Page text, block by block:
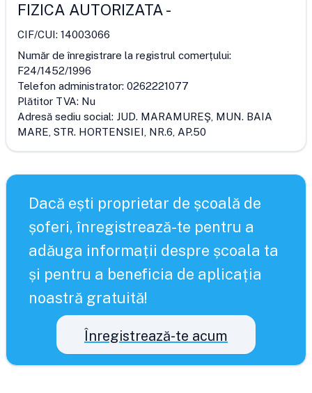
FIZICA AUTORIZATA-
CIF/CUI: 14003066
Număr de înregistrare la registrul comerțului:
F24/1452/1996
Telefon administrator: 0262221077
Plătitor TVA: Nu
Adresă sediu social: JUD. MARAMUREŞ, MUN. BAIA
MARE, STR. HORTENSIEI, NR.6, AP.50
Dacă ești proprietar de școală de
șoferi, înregistrează-te pentru a
adăuga informații despre școala ta
și pentru a beneficia de aplicația
noastră gratuită!
Înregistrează-te acum